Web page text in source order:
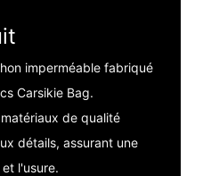
imperméable fabriqué
Carsikie Bag.
de qualité
détails, assurant une
l'usure.